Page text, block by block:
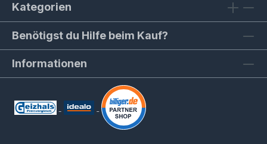
Kategorien
Benötigst du Hilfe beim Kauf?
Informationen